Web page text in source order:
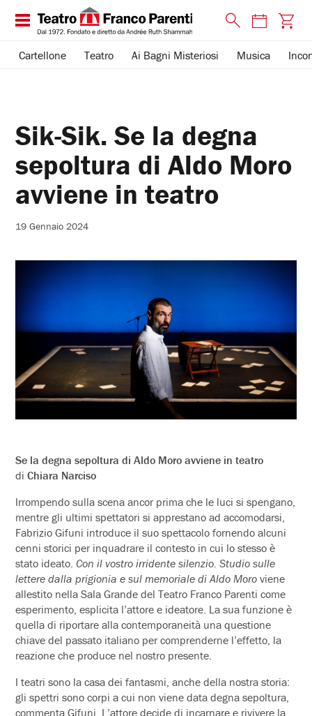
Cartellone Teatro Ai Bagni Misteriosi Musica
Sik-Sik. Se la degna
sepoltura di Aldo Moro
avviene in teatro
19 Gennaio 2024
Se la degna sepoltura di Aldo Moro avviene in teatro
diChiara Narciso
Irrompendo sulla scena ancor prima che le luci si spengano,
mentre gli ultimi spettatori si apprestano ad accomodarsi,
Fabrizio Gifuni introduce il suo spettacolo fornendo alcuni
cenni storici per inquadrare il contesto in cui lo stesso è
stato ideato. Con il vostro irridente silenzio. Studio sulle
lettere dalla prigionia e sul memoriale di Aldo Moro viene
allestito nella Sala Grande del Teatro Franco Parenti come
esperimento, esplicita l’attore e ideatore. La sua funzione è
quella di riportare alla contemporaneità una questione
chiave del passato italiano per comprenderne l’effetto, la
reazione che produce nel nostro presente.
I teatri sono la casa dei fantasmi, anche della nostra storia:
gli spettri sono corpi a cui non viene data degna sepoltura,
commenta Gifuni. L’attore decide di incarnare e rivivere la